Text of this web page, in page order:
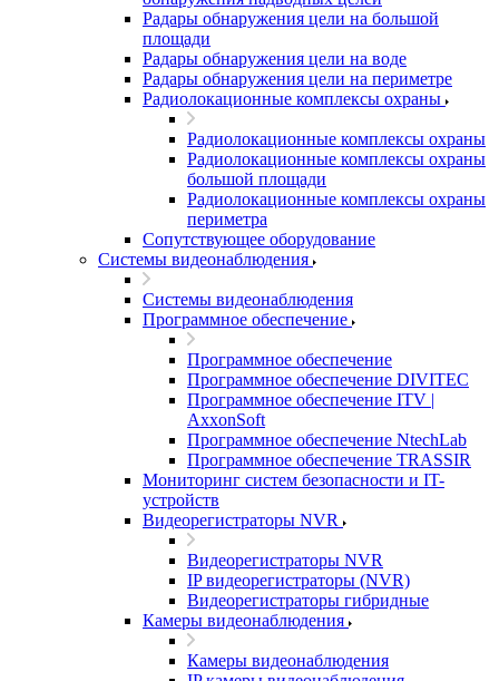
Радары обнаружения цели на большой
площади
Радары обнаружения цели на воде
Радары обнаружения цели на периметре
Радиолокационные комплексы охраны
Радиолокационные комплексы охраны
Радиолокационные комплексы охраны
большой площади
Радиолокационные комплексы охраны
периметра
Сопутствующее оборудование
Системы видеонаблюдения
Системы видеонаблюдения
Программное обеспечение
Программное обеспечение
Программное обеспечение DIVITEC
Программное обеспечение ITV |
AxxonSoft
Программное обеспечение NtechLab
Программное обеспечение TRASSIR
Мониторинг систем безопасности и IT-
устройств
Видеорегистраторы NVR
Видеорегистраторы NVR
IP видеорегистраторы (NVR)
Видеорегистраторы гибридные
Камеры видеонаблюдения
Камеры видеонаблюдения